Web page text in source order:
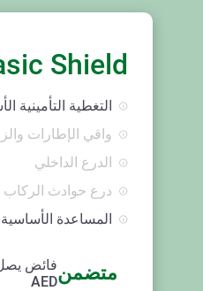
Shield
التغطية التأمينية
واقي الإطارات
الدرع الداخلي
درع حوادث الركاب
المساعدة
متضمنفائض
AED